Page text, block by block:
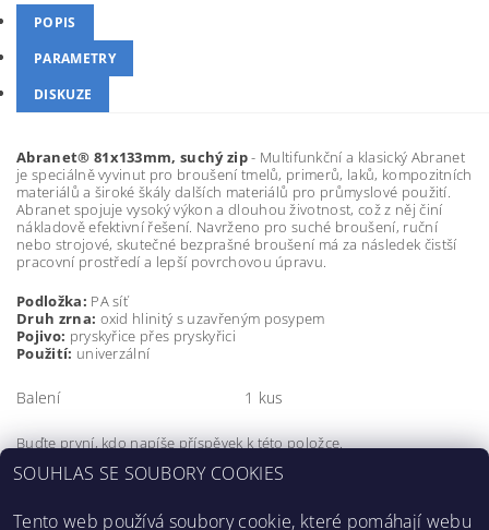
POPIS
PARAMETRY
DISKUZE
Abranet® 81x133mm, suchý zip- Multifunkční a klasický Abranet
je speciálně vyvinut pro broušení tmelů, primerů, laků, kompozitních
materiálů a široké škály dalších materiálů pro průmyslové použití.
Abranet spojuje vysoký výkon a dlouhou životnost, což z něj činí
nákladově efektivní řešení. Navrženo pro suché broušení, ruční
nebo strojové, skutečné bezprašné broušení má za následek čistší
pracovní prostředí a lepší povrchovou úpravu.
Podložka: PA síť
Druh zrna: oxid hlinitý s uzavřeným posypem
Pojivo: pryskyřice přes pryskyřici
Použití: univerzální
Balení 1 kus
Buďte první, kdo napíše příspěvek k této položce.
Přidat komentář
SOUHLAS SE SOUBORY COOKIES
Tento web používá soubory cookie, které pomáhají webu